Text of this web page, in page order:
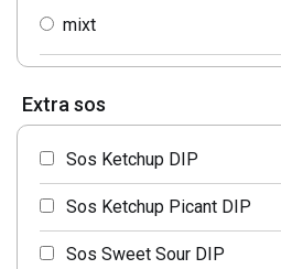
mixt
Extra sos
Sos Ketchup DIP
Sos Ketchup Picant DIP
Sos Sweet Sour DIP